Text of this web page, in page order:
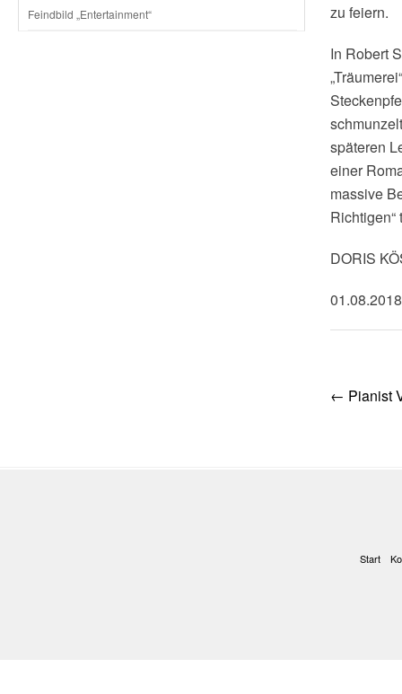
Feindbild „Entertainment“
zu feiern.
In Robert
späteren
einer
massive
Richtigen“
DORIS
01.08.2018
Post
← Pianist
Start